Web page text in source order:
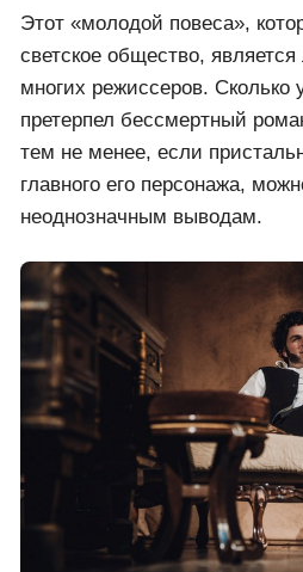
Этот «молодой повеса»,
светское общество,
многих режиссеров. Сколько
претерпел бессмертный
тем не менее, если
главного его персонажа,
неоднозначным выводам.